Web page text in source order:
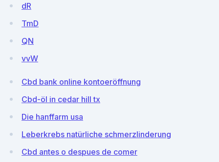
dR
TmD
QN
vvW
Cbd bank online kontoeröffnung
Cbd-öl in cedar hill tx
Die hanffarm usa
Leberkrebs natürliche schmerzlinderung
Cbd antes o despues de comer